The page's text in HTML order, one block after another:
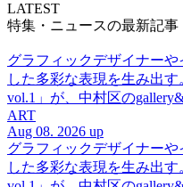
LATEST
特集・ニュースの最新記事
グラフィックデザイナー
した多彩な表現を生み出
vol.1」が、中村区の
ART
Aug 08. 2026 up
グラフィックデザイナー
した多彩な表現を生み出